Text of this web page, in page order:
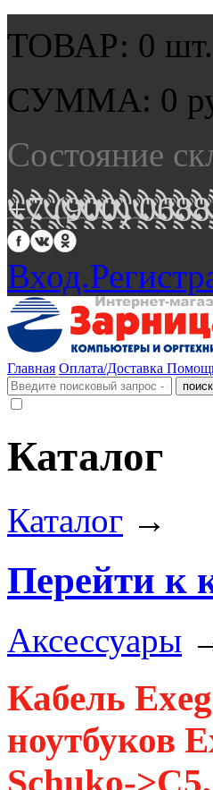
ТОВАР: 0
СУММА: 0
Состояние
+7 (900)
Вход.
Главная Оплата/Доставка
Каталог
Каталог →
Перейти к
Аксессуары
Кабель
ноутбуков